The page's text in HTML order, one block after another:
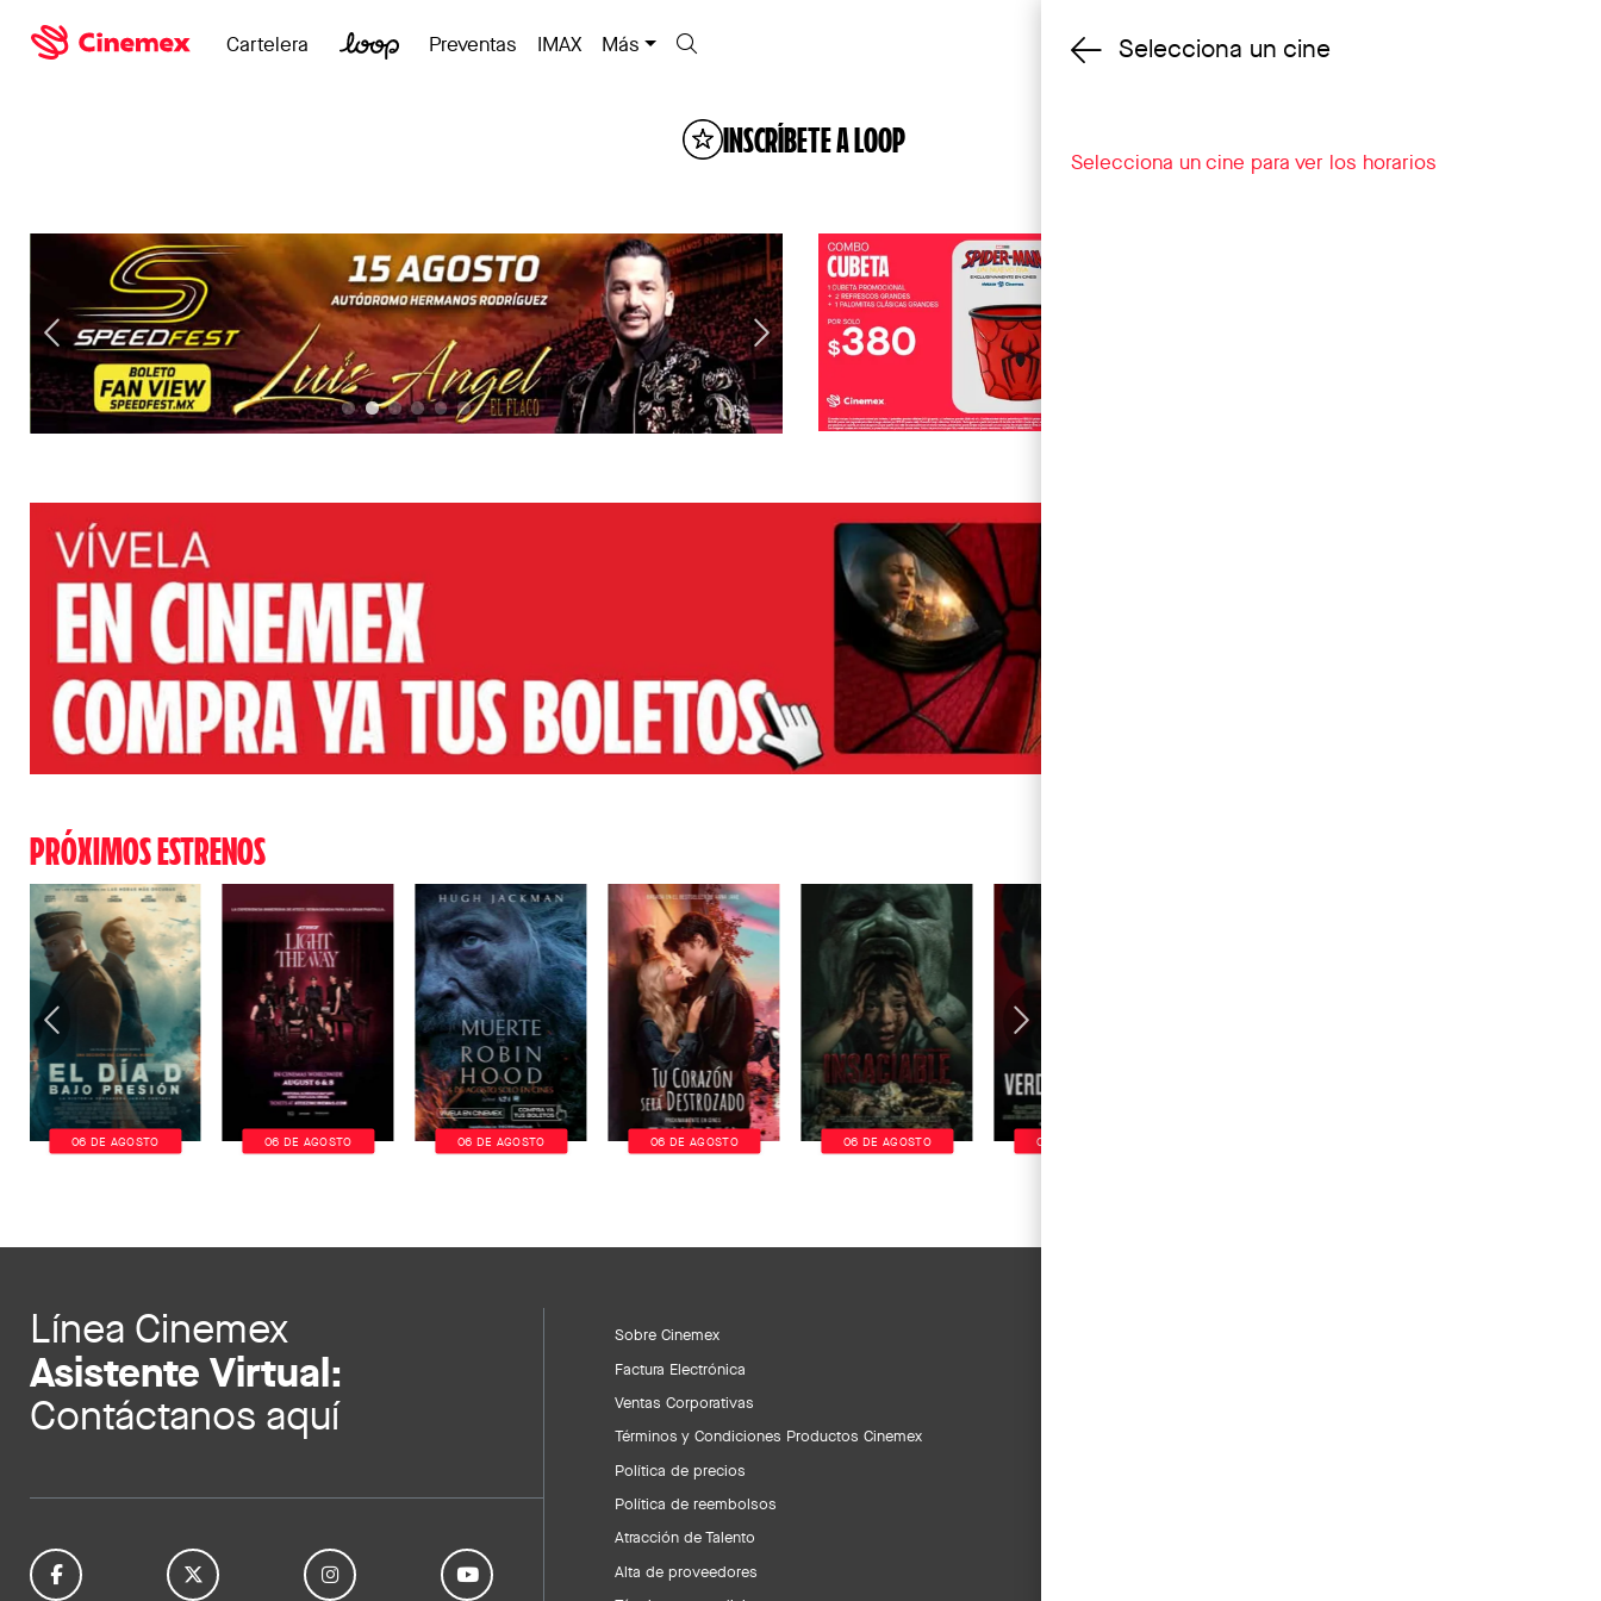
Cambiar cine
Cartelera Preventas IMAX Más
INSCRÍBETE A LOOP
PRÓXIMOS ESTRENOS
06 DE AGOSTO 06 DE AGOSTO 06 DE AGOSTO 06 DE AGOSTO 06 DE AGOSTO 06 DE AGOSTO
Línea Cinemex
Asistente Virtual:
Contáctanos aquí
Sobre Cinemex
Factura Electrónica
Ventas Corporativas
Términos y Condiciones Productos Cinemex
Política de precios
Política de reembolsos
Atracción de Talento
Alta de proveedores
Selecciona un cine
Selecciona un cine para ver los horarios